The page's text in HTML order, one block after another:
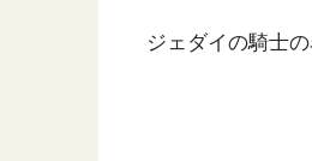
ジェダイの騎士の